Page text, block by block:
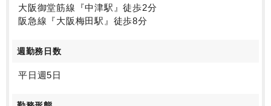
大阪御堂筋線『中津駅』徒歩2分
阪急線『大阪梅田駅』徒歩8分
週勤務日数
平日週5日